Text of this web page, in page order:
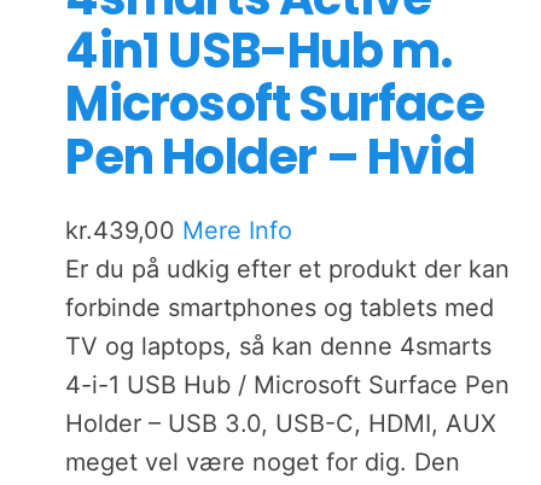
4in1 USB-Hub m.
Microsoft Surface
Pen Holder – Hvid
kr.439,00 Mere Info
Er du på udkig efter et produkt der kan
forbinde smartphones og tablets med
TV og laptops, så kan denne 4smarts
4-i-1 USB Hub / Microsoft Surface Pen
Holder – USB 3.0, USB-C, HDMI, AUX
meget vel være noget for dig. Den